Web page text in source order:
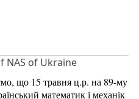
NAS of Ukraine
що 15 травня ц.р. на 89-му
математик і механік